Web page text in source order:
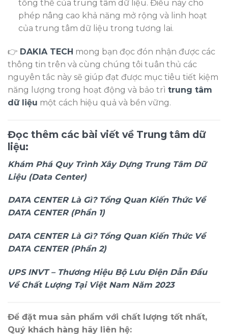
tổng thể của trung tâm dữ liệu. Điều này cho
phép nâng cao khả năng mở rộng và linh hoạt
của trung tâm dữ liệu trong tương lai.
👉 DAKIA TECH mong bạn đọc đón nhận được các
thông tin trên và cùng chúng tôi tuân thủ các
nguyên tắc này sẽ giúp đạt được mục tiêu tiết kiệm
năng lượng trong hoạt động và bảo trì trung tâm
dữ liệu một cách hiệu quả và bền vững.
Đọc thêm các bài viết về Trung tâm dữ
liệu:
Khám Phá Quy Trình Xây Dựng Trung Tâm Dữ
Liệu (Data Center)
DATA CENTER Là Gì? Tổng Quan Kiến Thức Về
DATA CENTER (Phần 1)
DATA CENTER Là Gì? Tổng Quan Kiến Thức Về
DATA CENTER (Phần 2)
UPS INVT – Thương Hiệu Bộ Lưu Điện Dẫn Đầu
Về Chất Lượng Tại Việt Nam Năm 2023
Để đặt mua sản phẩm với chất lượng tốt nhất,
Quý khách hàng hãy liên hệ: